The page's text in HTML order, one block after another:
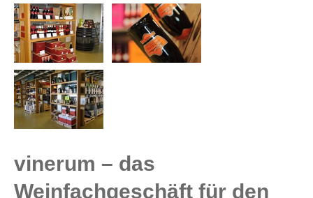
vinerum – das
Weinfachgeschäft für den